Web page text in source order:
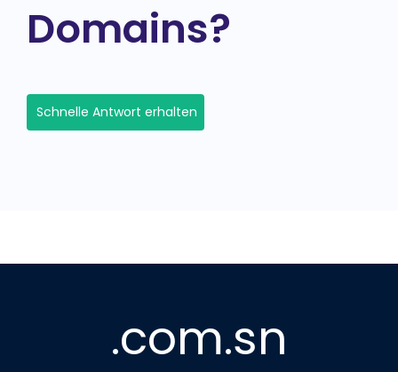
Domains?
Schnelle Antwort erhalten
.com.sn